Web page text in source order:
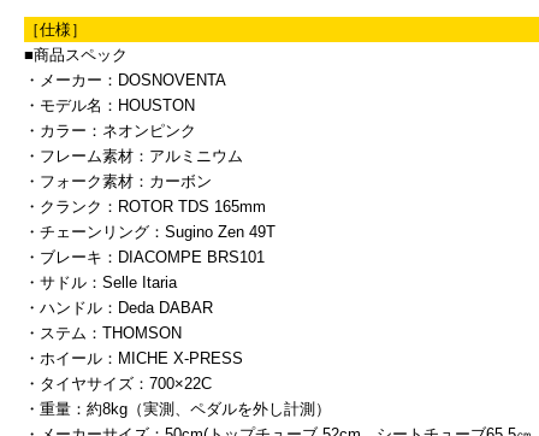
［仕様］
■商品スペック
・メーカー：DOSNOVENTA
・モデル名：HOUSTON
・カラー：ネオンピンク
・フレーム素材：アルミニウム
・フォーク素材：カーボン
・クランク：ROTOR TDS 165mm
・チェーンリング：Sugino Zen 49T
・ブレーキ：DIACOMPE BRS101
・サドル：Selle Itaria
・ハンドル：Deda DABAR
・ステム：THOMSON
・ホイール：MICHE X-PRESS
・タイヤサイズ：700×22C
・重量：約8kg（実測、ペダルを外し計測）